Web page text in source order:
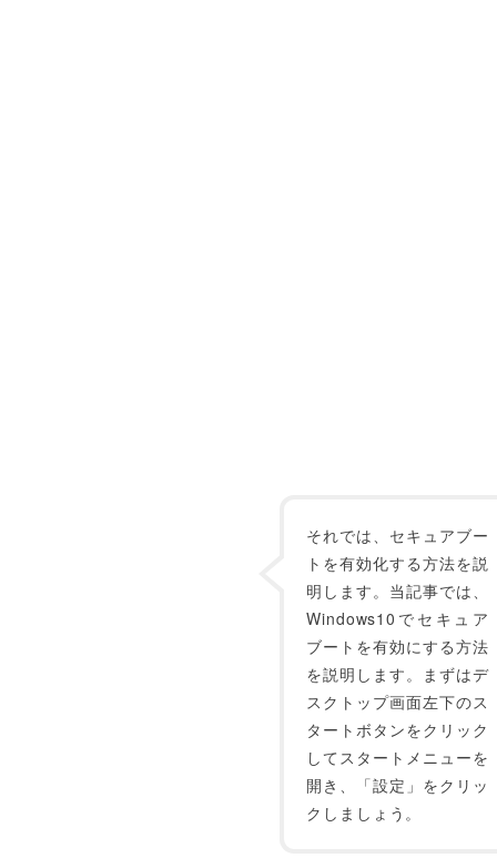
それでは、セキュアブー
トを有効化する方法を説
明します。当記事では、
Windows10でセキュア
ブートを有効にする方法
を説明します。まずはデ
スクトップ画面左下のス
タートボタンをクリック
してスタートメニューを
開き、「設定」をクリッ
クしましょう。